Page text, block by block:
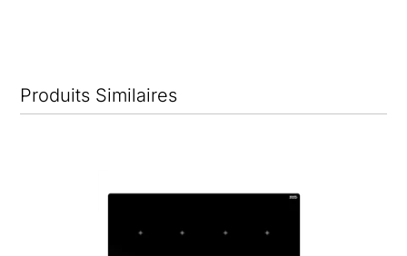
Produits Similaires